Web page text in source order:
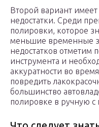
Второй вариант
недостатки. Среди
полировки, которое
меньшие временные
недостатков отметим
инструмента и
аккуратности во
повредить
большинство
полировке в ручную